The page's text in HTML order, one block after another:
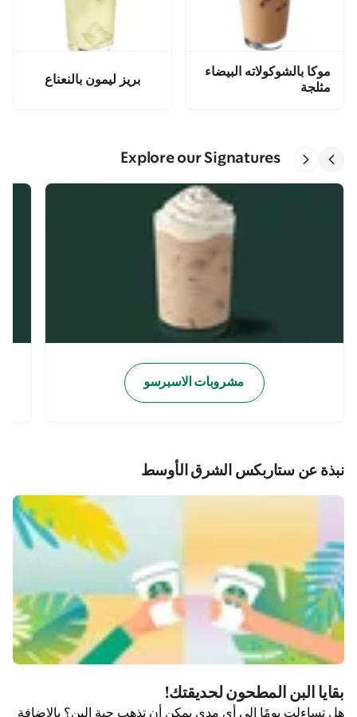
موكا بالشوكولاته البيضاء
مثلجة
بريز ليمون بالنعناع
Explore our Signatures
مشروبات الاسبرسو
نبذة عن ستاربكس الشرق الأوسط
بقايا البن المطحون لحديقتك!
هل تساءلت يومًا إلى أي مدى يمكن أن تذهب حبة البن؟ بالإضافة